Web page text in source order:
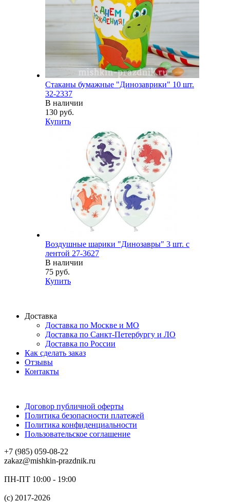
Стаканы бумажные "Динозаврики" 10 шт.
32-2337
В наличии
130 руб.
Купить
Воздушные шарики "Динозавры" 3 шт. с
лентой 27-3627
В наличии
75 руб.
Купить
Доставка
Доставка по Москве и МО
Доставка по Санкт-Петербургу и ЛО
Доставка по России
Как сделать заказ
Отзывы
Контакты
Договор публичной оферты
Политика безопасности платежей
Политика конфиденциальности
Пользовательское соглашение
+7 (985) 059-08-22
zakaz@mishkin-prazdnik.ru
ПН-ПТ 10:00 - 19:00
(c) 2017-2026